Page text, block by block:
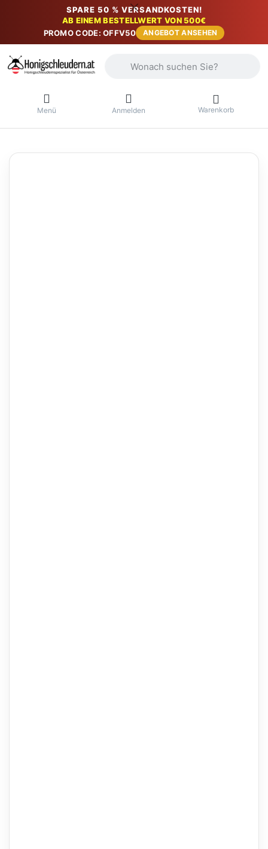
SPARE 50 % VERSANDKOSTEN!
AB EINEM BESTELLWERT VON 500€
PROMO CODE: OFFV50
ANGEBOT ANSEHEN
Menü Anmelden Warenkorb